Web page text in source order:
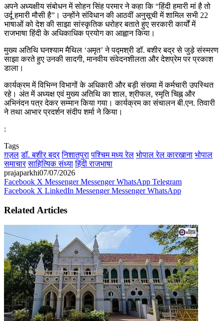
अपने अध्यक्षीय संबोधन में सोहन सिंह परमार ने कहा कि “हिंदी हमारी मां है तो
उर्दू हमारी मौसी है”। उन्होंने संविधान की आठवीं अनुसूची में शामिल सभी 22
भाषाओं को देश की साझा सांस्कृतिक धरोहर बताते हुए सरकारी कार्यों में
राजभाषा हिंदी के अधिकाधिक प्रयोग का आह्वान किया।
मुख्य अतिथि घनश्याम मैथिल ‘अमृत’ ने पद्मश्री डॉ. बशीर बद्र से जुड़े संस्मरण
साझा करते हुए उनकी सादगी, मानवीय संवेदनशीलता और देशप्रेम पर प्रकाश
डाला।
कार्यक्रम में विभिन्न विभागों के अधिकारी और बड़ी संख्या में कर्मचारी उपस्थित
रहे। अंत में अध्यक्ष एवं मुख्य अतिथि का शाल, श्रीफल, स्मृति चिह्न और
अभिनंदन पत्र देकर सम्मान किया गया। कार्यक्रम का संचालन बी.एन. तिवारी
ने तथा आभार प्रदर्शन संदीप शर्मा ने किया।
:
Tags
ग़ज़ल डॉ. बशीर बद्र निशातपुरा पश्चिम मध्य रेल भोपाल रेल कारखाना भोपाल
समाचार साहित्यिक संध्या हिंदी राजभाषा
prajaparkhi07/07/2026
Facebook X Messenger Messenger WhatsApp Telegram
Facebook X LinkedIn Messenger Messenger WhatsApp
Related Articles